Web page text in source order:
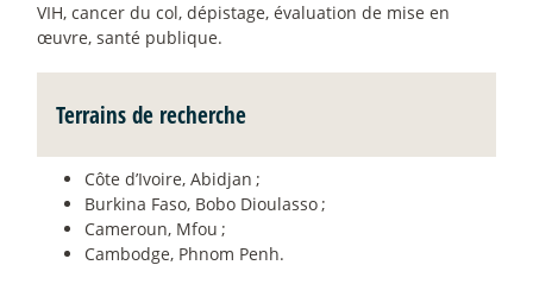
VIH, cancer du col, dépistage, évaluation de mise en
œuvre, santé publique.
Terrains de recherche
Côte d’Ivoire, Abidjan ;
Burkina Faso, Bobo Dioulasso;
Cameroun, Mfou ;
Cambodge, Phnom Penh.